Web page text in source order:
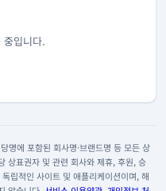
중입니다.
명에 포함된 회사명·브랜드명 등 모든 상
상표권자 및 관련 회사와 제휴, 후원, 승
립적인 사이트 및 애플리케이션이며, 해